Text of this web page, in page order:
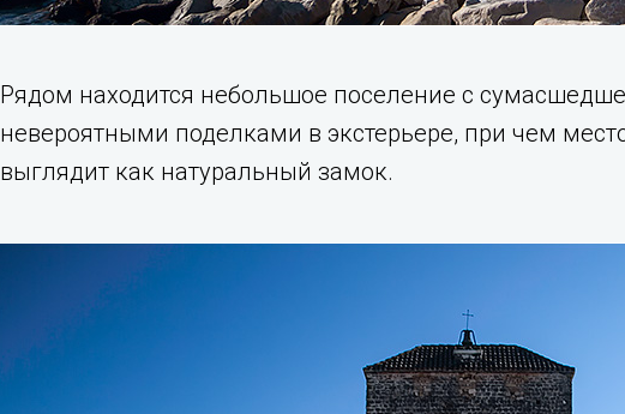
Рядом находится небольшое поселение с
невероятными поделками в экстерьере, при чем
выглядит как натуральный замок.